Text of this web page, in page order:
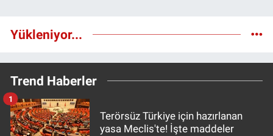
Yükleniyor...
Trend Haberler
Terörsüz Türkiye için hazırlanan
yasa Meclis'te! İşte maddeler
1